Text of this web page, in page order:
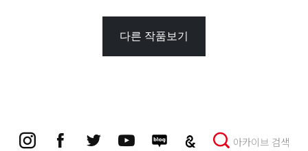
다른 작품보기
아카이브 검색